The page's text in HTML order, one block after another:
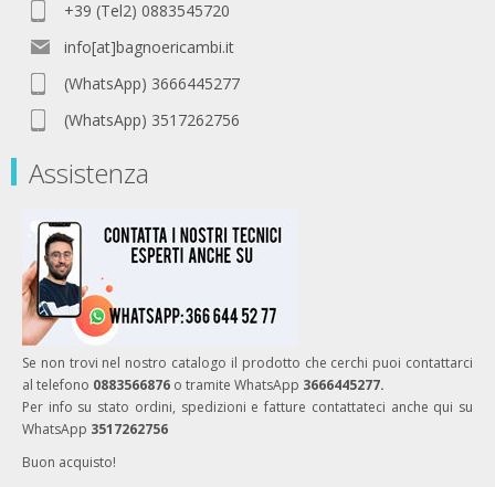
+39 (Tel2) 0883545720
info[at]bagnoericambi.it
(WhatsApp) 3666445277
(WhatsApp) 3517262756
Assistenza
Se non trovi nel nostro catalogo il prodotto che cerchi puoi contattarci
al telefono 0883566876 o tramite WhatsApp 3666445277.
Per info su stato ordini, spedizioni e fatture contattateci anche qui su
WhatsApp 3517262756
Buon acquisto!